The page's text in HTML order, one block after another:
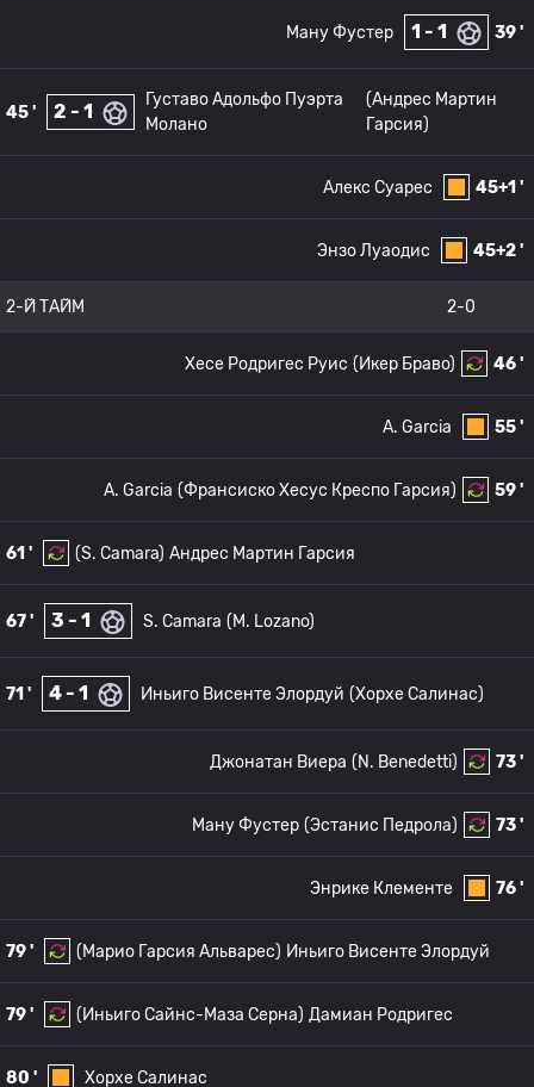
39 '
1 - 1
Ману Фустер
45 ' 2 - 1
Густаво Адольфо Пуэрта
Молано
(Андрес Мартин
Гарсия)
45+1 '
Алекс Суарес
45+2 '
Энзо Луаодис
2-Й ТАЙМ 2-0
46 '
(Икер Браво)
Хесе Родригес Руис
55 '
A. Garcia
59 '
(Франсиско Хесус Креспо Гарсия)
A. Garcia
61 ' (S. Camara) Андрес Мартин Гарсия
67 ' 3 - 1 S. Camara (M. Lozano)
71 ' 4 - 1 Иньиго Висенте Элордуй (Хорхе Салинас)
73 '
(N. Benedetti)
Джонатан Виера
73 '
(Эстанис Педрола)
Ману Фустер
76 '
Энрике Клементе
79 ' (Марио Гарсия Альварес) Иньиго Висенте Элордуй
79 ' (Иньиго Сайнс-Маза Серна) Дамиан Родригес
80 ' Хорхе Салинас